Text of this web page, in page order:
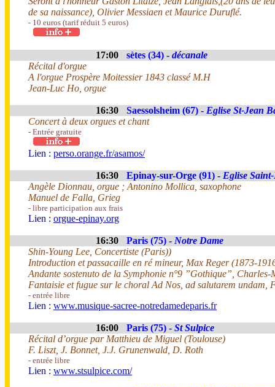
de sa naissance), Olivier Messiaen et Maurice Duruflé.
- 10 euros (tarif réduit 5 euros)
17:00 sètes (34) - décanale
Récital d'orgue
A l'orgue Prospère Moitessier 1843 classé M.H
Jean-Luc Ho, orgue
16:30 Saessolsheim (67) - Eglise St-Jean
Concert à deux orgues et chant
- Entrée gratuite
Lien : perso.orange.fr/asamos/
16:30 Epinay-sur-Orge (91) - Eglise
Angèle Dionnau, orgue ; Antonino Mollica, saxophone
Manuel de Falla, Grieg
- libre participation aux frais
Lien : orgue-epinay.org
16:30 Paris (75) - Notre Dame
Shin-Young Lee, Concertiste (Paris))
Introduction et passacaille en ré mineur, Max Reger (1873-
Andante sostenuto de la Symphonie n°9 ”Gothique”,
Fantaisie et fugue sur le choral Ad Nos, ad salutarem undam,
- entrée libre
Lien : www.musique-sacree-notredamedeparis.fr
16:00 Paris (75) - St Sulpice
Récital d’orgue par Matthieu de Miguel (Toulouse)
F. Liszt, J. Bonnet, J.J. Grunenwald, D. Roth
- entrée libre
Lien : www.stsulpice.com/